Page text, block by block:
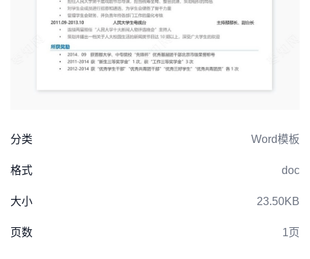
分类 Word模板
格式 doc
大小 23.50KB
页数 1页